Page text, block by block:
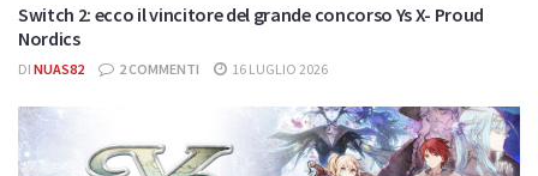
Switch 2: ecco il vincitore del grande concorso Ys X- Proud
Nordics
DI NUAS82 2 COMMENTI 16 LUGLIO 2026